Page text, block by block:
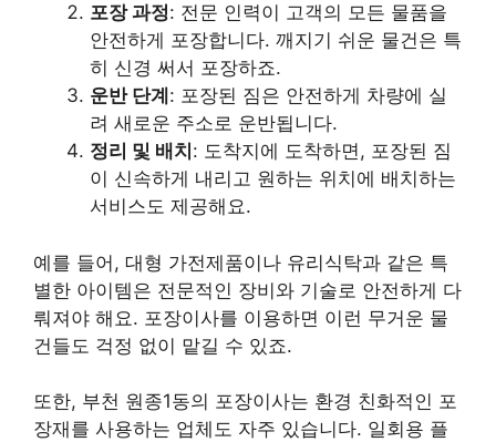
포장 과정: 전문 인력이 고객의 모든 물품을
안전하게 포장합니다. 깨지기 쉬운 물건은 특
히 신경 써서 포장하죠.
운반 단계 : 포장된 짐은 안전하게 차량에 실
려 새로운 주소로 운반됩니다.
정리 및 배치 : 도착지에 도착하면, 포장된 짐
이 신속하게 내리고 원하는 위치에 배치하는
서비스도 제공해요.
예를 들어, 대형 가전제품이나 유리식탁과 같은 특
별한 아이템은 전문적인 장비와 기술로 안전하게 다
뤄져야 해요. 포장이사를 이용하면 이런 무거운 물
건들도 걱정 없이 맡길 수 있죠.
또한, 부천 원종1동의 포장이사는 환경 친화적인 포
장재를 사용하는 업체도 자주 있습니다. 일회용 플